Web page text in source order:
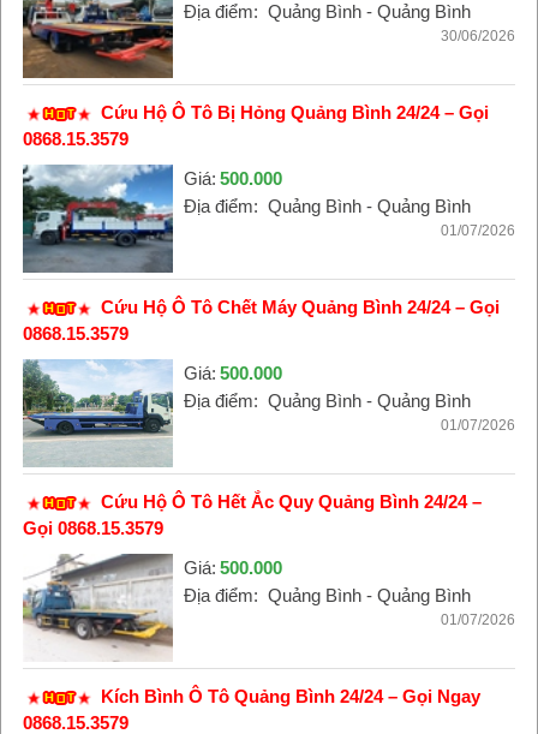
Địa điểm: Quảng Bình - Quảng Bình
30/06/2026
Cứu Hộ Ô Tô Bị Hỏng Quảng Bình 24/24 – Gọi
0868.15.3579
Giá: 500.000
Địa điểm: Quảng Bình - Quảng Bình
01/07/2026
Cứu Hộ Ô Tô Chết Máy Quảng Bình 24/24 – Gọi
0868.15.3579
Giá: 500.000
Địa điểm: Quảng Bình - Quảng Bình
01/07/2026
Cứu Hộ Ô Tô Hết Ắc Quy Quảng Bình 24/24 –
Gọi 0868.15.3579
Giá: 500.000
Địa điểm: Quảng Bình - Quảng Bình
01/07/2026
Kích Bình Ô Tô Quảng Bình 24/24 – Gọi Ngay
0868.15.3579